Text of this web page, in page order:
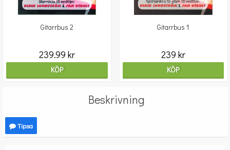
Gitarrbus 2
239.99 kr
KÖP
Gitarrbus 1
239 kr
KÖP
Beskrivning
Tipsa